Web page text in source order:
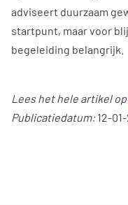
adviseert duurzaam
startpunt, maar voor
begeleiding belangrijk.
Lees het hele artikel
Publicatiedatum:12-